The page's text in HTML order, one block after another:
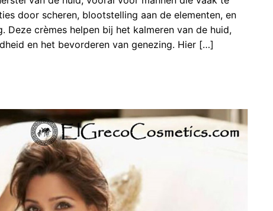
door scheren, blootstelling aan de elementen, en
Deze crèmes helpen bij het kalmeren van de huid,
en het bevorderen van genezing. Hier […]